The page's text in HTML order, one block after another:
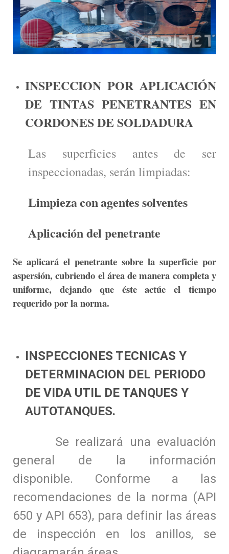
INSPECCION POR APLICACIÓN
DE TINTAS PENETRANTES EN
CORDONES DE SOLDADURA
Las superficies antes de ser
inspeccionadas, serán limpiadas:
Limpieza con agentes solventes
Aplicación del penetrante
Se aplicará el penetrante sobre la superficie por
aspersión, cubriendo el área de manera completa y
uniforme, dejando que éste actúe el tiempo
requerido por la norma.
INSPECCIONES TECNICAS Y
DETERMINACION DEL PERIODO
DE VIDA UTIL DE TANQUES Y
AUTOTANQUES.
Se realizará una evaluación
general de la información
disponible. Conforme a las
recomendaciones de la norma (API
650 y API 653), para definir las áreas
de inspección en los anillos, se